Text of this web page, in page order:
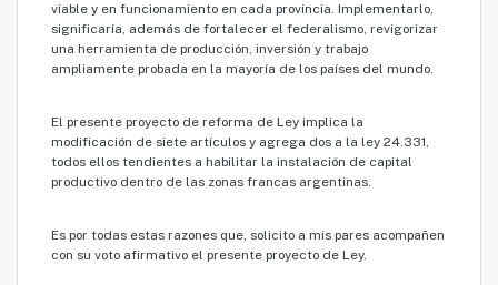
viable y en funcionamiento en cada provincia. Implementarlo,
significaría, además de fortalecer el federalismo, revigorizar
una herramienta de producción, inversión y trabajo
ampliamente probada en la mayoría de los países del mundo.
El presente proyecto de reforma de Ley implica la
modificación de siete artículos y agrega dos a la ley 24.331,
todos ellos tendientes a habilitar la instalación de capital
productivo dentro de las zonas francas argentinas.
Es por todas estas razones que, solicito a mis pares acompañen
con su voto afirmativo el presente proyecto de Ley.